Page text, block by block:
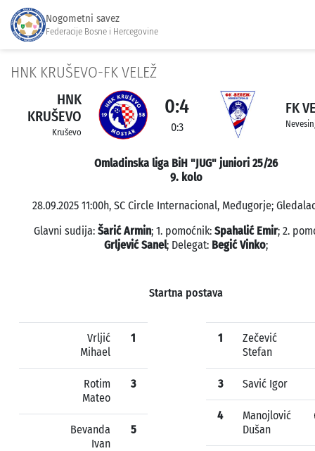
Nogometni savez
Federacije Bosne i Hercegovine
HNK KRUŠEVO-FK VELEŽ
HNK
KRUŠEVO
Kruševo
0:4
0:3
FK
Omladinska liga BiH "JUG" juniori 25/26
9. kolo
28.09.2025 11:00h, SC Circle Internacional, Međugorje;
Glavni sudija: Šarić Armin; 1. pomoćnik: Spahalić Emir; 2.
Grljević Sanel; Delegat: Begić Vinko;
Startna postava
Vrljić
Mihael
1
Rotim
Mateo
3
Bevanda
Ivan
5
1
Zečević
Stefan
3 Savić Igor
4
Manojlović
Dušan